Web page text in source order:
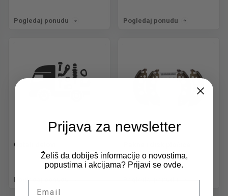
Pogledaj ponudu Pogledaj ponudu
Ostali delovi
Pogledaj ponudu Pogledaj ponudu
Prijava za newsletter
Želiš da dobiješ informacije o novostima,
popustima i akcijama? Prijavi se ovde.